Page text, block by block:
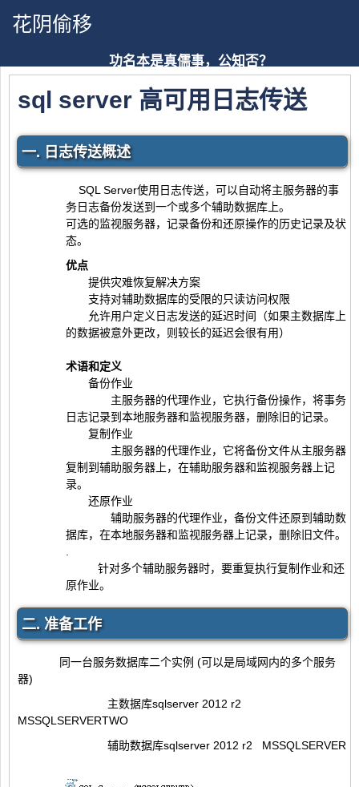
花阴偷移
功名本是真儒事，公知否？
sql server 高可用日志传送
一. 日志传送概述
SQL Server使用日志传送，可以自动将主服务器的事
务日志备份发送到一个或多个辅助数据库上。
可选的监视服务器，记录备份和还原操作的历史记录及状
态。
优点
提供灾难恢复解决方案
支持对辅助数据库的受限的只读访问权限
允许用户定义日志发送的延迟时间（如果主数据库上
的数据被意外更改，则较长的延迟会很有用）
术语和定义
备份作业
主服务器的代理作业，它执行备份操作，将事务
日志记录到本地服务器和监视服务器，删除旧的记录。
复制作业
主服务器的代理作业，它将备份文件从主服务器
复制到辅助服务器上，在辅助服务器和监视服务器上记
录。
还原作业
辅助服务器的代理作业，备份文件还原到辅助数
据库，在本地服务器和监视服务器上记录，删除旧文件。
针对多个辅助服务器时，要重复执行复制作业和还
原作业。
二. 准备工作
同一台服务数据库二个实例 (可以是局域网内的多个服务
器)
主数据库sqlserver 2012 r2
MSSQLSERVERTWO
辅助数据库sqlserver 2012 r2 MSSQLSERVER